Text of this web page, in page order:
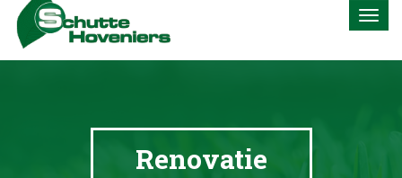
Renovatie